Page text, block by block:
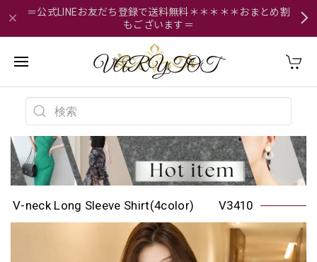
＝公式LINEお友だち登録で送料無料＊＊＊＊＊おまとめ割
もございます＝
V-neck Long Sleeve Shirt(4color) V3410